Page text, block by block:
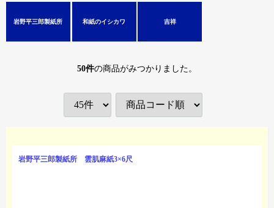
岩野平三郎製紙所 和紙のイシカワ 吉祥
50件の商品がみつかりました。
岩野平三郎製紙所 雲肌麻紙3×6尺